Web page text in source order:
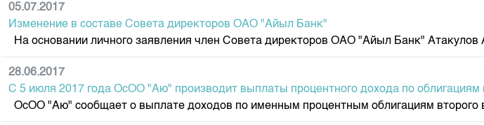
05.07.2017
Изменение в составе Совета директоров ОАО "Айыл Банк"
На основании личного заявления член Совета директоров ОАО "Айыл Банк"
28.06.2017
С 5 июля 2017 года ОсОО "Аю" производит выплаты процентного дохода по облигациям
ОсОО "Аю" сообщает о выплате доходов по именным процентным облигациям второго